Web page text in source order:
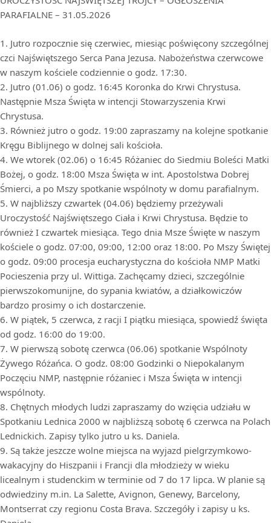
PARAFIALNE – 31.05.2026
1. Jutro rozpocznie się czerwiec, miesiąc poświęcony szczególnej
czci Najświętszego Serca Pana Jezusa. Nabożeństwa czerwcowe
w naszym kościele codziennie o godz. 17:30.
2. Jutro (01.06) o godz. 16:45 Koronka do Krwi Chrystusa.
Następnie Msza Święta w intencji Stowarzyszenia Krwi
Chrystusa.
3. Również jutro o godz. 19:00 zapraszamy na kolejne spotkanie
Kręgu Biblijnego w dolnej sali kościoła.
4. We wtorek (02.06) o 16:45 Różaniec do Siedmiu Boleści Matki
Bożej, o godz. 18:00 Msza Święta w int. Apostolstwa Dobrej
Śmierci, a po Mszy spotkanie wspólnoty w domu parafialnym.
5. W najbliższy czwartek (04.06) będziemy przeżywali
Uroczystość Najświętszego Ciała i Krwi Chrystusa. Będzie to
również I czwartek miesiąca. Tego dnia Msze Święte w naszym
kościele o godz. 07:00, 09:00, 12:00 oraz 18:00. Po Mszy Świętej
o godz. 09:00 procesja eucharystyczna do kościoła NMP Matki
Pocieszenia przy ul. Wittiga. Zachęcamy dzieci, szczególnie
pierwszokomunijne, do sypania kwiatów, a działkowiczów
bardzo prosimy o ich dostarczenie.
6. W piątek, 5 czerwca, z racji I piątku miesiąca, spowiedź święta
od godz. 16:00 do 19:00.
7. W pierwszą sobotę czerwca (06.06) spotkanie Wspólnoty
Żywego Różańca. O godz. 08:00 Godzinki o Niepokalanym
Poczęciu NMP, następnie różaniec i Msza Święta w intencji
wspólnoty.
8. Chętnych młodych ludzi zapraszamy do wzięcia udziału w
Spotkaniu Lednica 2000 w najbliższą sobotę 6 czerwca na Polach
Lednickich. Zapisy tylko jutro u ks. Daniela.
9. Są także jeszcze wolne miejsca na wyjazd pielgrzymkowo-
wakacyjny do Hiszpanii i Francji dla młodzieży w wieku
licealnym i studenckim w terminie od 7 do 17 lipca. W planie są
odwiedziny m.in. La Salette, Avignon, Genewy, Barcelony,
Montserrat czy regionu Costa Brava. Szczegóły i zapisy u ks.